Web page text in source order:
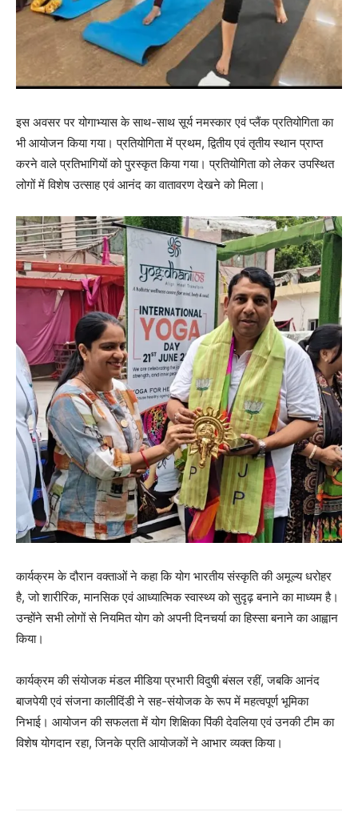
इस अवसर पर योगाभ्यास के साथ-साथ सूर्य नमस्कार एवं प्लैंक प्रतियोगिता का
भी आयोजन किया गया। प्रतियोगिता में प्रथम, द्वितीय एवं तृतीय स्थान प्राप्त
करने वाले प्रतिभागियों को पुरस्कृत किया गया। प्रतियोगिता को लेकर उपस्थित
लोगों में विशेष उत्साह एवं आनंद का वातावरण देखने को मिला।
कार्यक्रम के दौरान वक्ताओं ने कहा कि योग भारतीय संस्कृति की अमूल्य धरोहर
है, जो शारीरिक, मानसिक एवं आध्यात्मिक स्वास्थ्य को सुदृढ़ बनाने का माध्यम है।
उन्होंने सभी लोगों से नियमित योग को अपनी दिनचर्या का हिस्सा बनाने का आह्वान
किया।
कार्यक्रम की संयोजक मंडल मीडिया प्रभारी विदुषी बंसल रहीं, जबकि आनंद
बाजपेयी एवं संजना कालीदिंडी ने सह-संयोजक के रूप में महत्वपूर्ण भूमिका
निभाई। आयोजन की सफलता में योग शिक्षिका पिंकी देवलिया एवं उनकी टीम का
विशेष योगदान रहा, जिनके प्रति आयोजकों ने आभार व्यक्त किया।